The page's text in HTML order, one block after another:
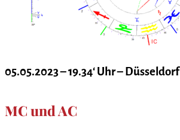
05.05.2023 – 19.34‘ Uhr – Düsseldorf
MC und AC